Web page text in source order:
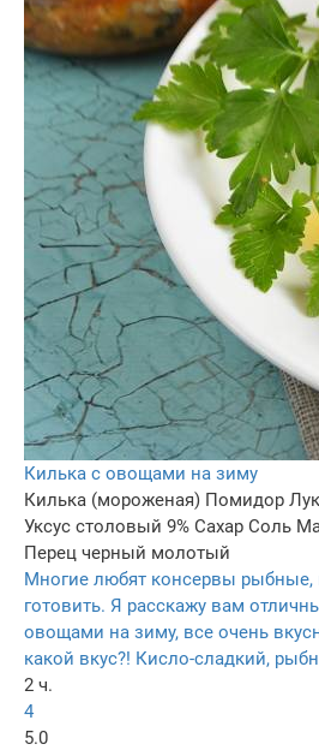
Килька с овощами на зиму
Килька (мороженая) Помидор
Уксус столовый 9% Сахар Соль
Перец черный молотый
Многие любят консервы рыбные,
готовить. Я расскажу вам
овощами на зиму, все очень
какой вкус?! Кисло-сладкий,
2 ч.
4
5.0